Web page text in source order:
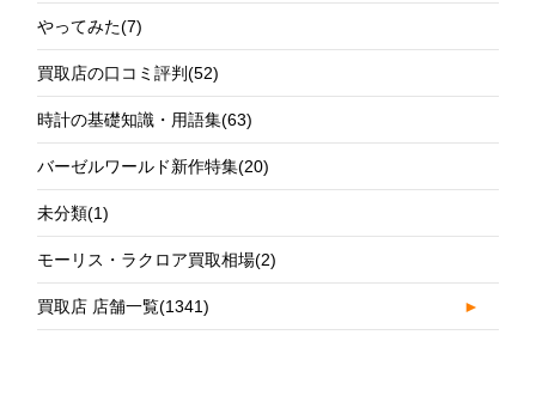
やってみた(7)
買取店の口コミ評判(52)
時計の基礎知識・用語集(63)
バーゼルワールド新作特集(20)
未分類(1)
モーリス・ラクロア買取相場(2)
買取店 店舗一覧(1341) ►